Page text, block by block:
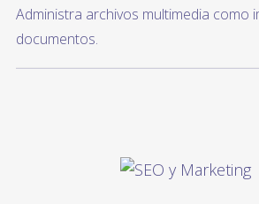
Administra archivos multimedia como
documentos.